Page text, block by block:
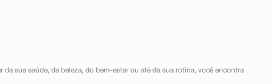
sua saúde, da beleza, do bem-estar ou até da sua rotina, você encontra